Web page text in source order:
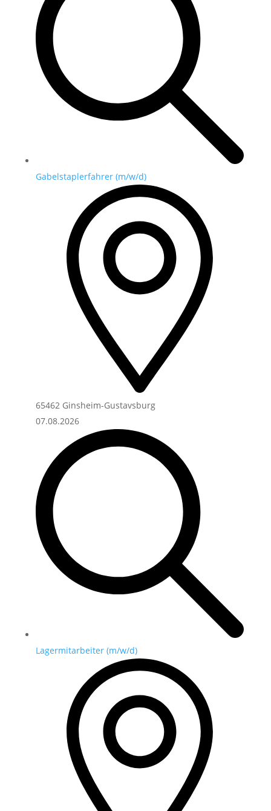
Gabelstaplerfahrer (m/w/d)
65462 Ginsheim-Gustavsburg
07.08.2026
Lagermitarbeiter (m/w/d)